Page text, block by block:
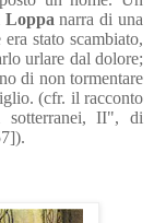
Loppa narra di una
stato scambiato,
urlare dal dolore;
di non tormentare
(cfr. il racconto
II", di